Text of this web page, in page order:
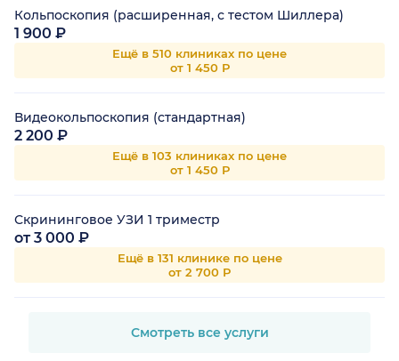
Кольпоскопия (расширенная, с тестом Шиллера)
1 900 ₽
Ещё в 510 клиниках по цене
от 1 450 Р
Видеокольпоскопия (стандартная)
2 200 ₽
Ещё в 103 клиниках по цене
от 1 450 Р
Скрининговое УЗИ 1 триместр
от 3 000 ₽
Ещё в 131 клинике по цене
от 2 700 Р
Смотреть все услуги